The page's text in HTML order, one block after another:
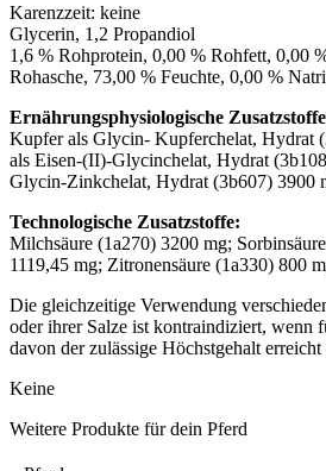
Karenzzeit: keine
Glycerin, 1,2 Propandiol
1,6 % Rohprotein, 0,00 % Rohfett, 0,00
Rohasche, 73,00 % Feuchte, 0,00 %
Ernährungsphysiologische
Kupfer als Glycin- Kupferchelat, Hydrat
als Eisen-(II)-Glycinchelat, Hydrat
Glycin-Zinkchelat, Hydrat (3b607) 3900
Technologische Zusatzstoffe:
Milchsäure (1a270) 3200 mg;
1119,45 mg; Zitronensäure (1a330) 800
Die gleichzeitige Verwendung
oder ihrer Salze ist kontraindiziert, wenn
davon der zulässige Höchstgehalt
Keine
Weitere Produkte für dein Pferd